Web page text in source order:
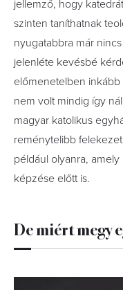
jellemző, hogy
szinten taníthatnak
nyugatabbra már
jelenléte kevésbé
előmenetelben inkább
nem volt mindig így
magyar katolikus
reménytelibb
például olyanra,
képzése előtt is.
De miért megy